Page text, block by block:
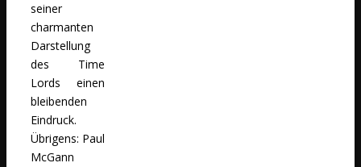
seiner
charmanten
Darstellung
des Time
Lords einen
bleibenden
Eindruck.
Übrigens: Paul
McGann